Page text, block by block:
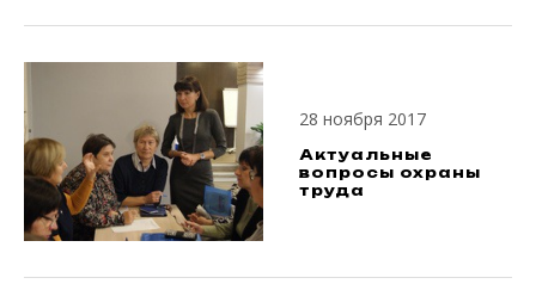
28 ноября 2017
Актуальные
вопросы охраны
труда